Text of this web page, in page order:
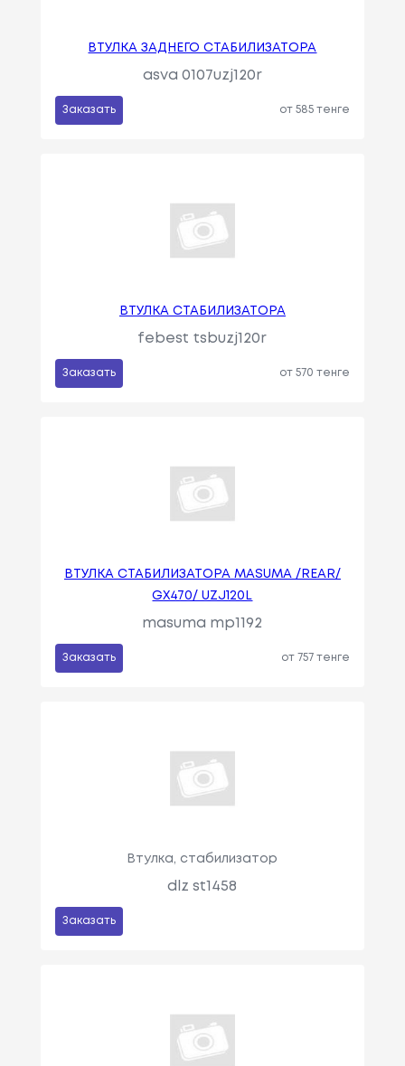
ВТУЛКА ЗАДНЕГО СТАБИЛИЗАТОРА
asva 0107uzj120r
Заказать от 585 тенге
ВТУЛКА СТАБИЛИЗАТОРА
febest tsbuzj120r
Заказать от 570 тенге
ВТУЛКА СТАБИЛИЗАТОРА MASUMA /REAR/
GX470/ UZJ120L
masuma mp1192
Заказать от 757 тенге
Втулка, стабилизатор
dlz st1458
Заказать